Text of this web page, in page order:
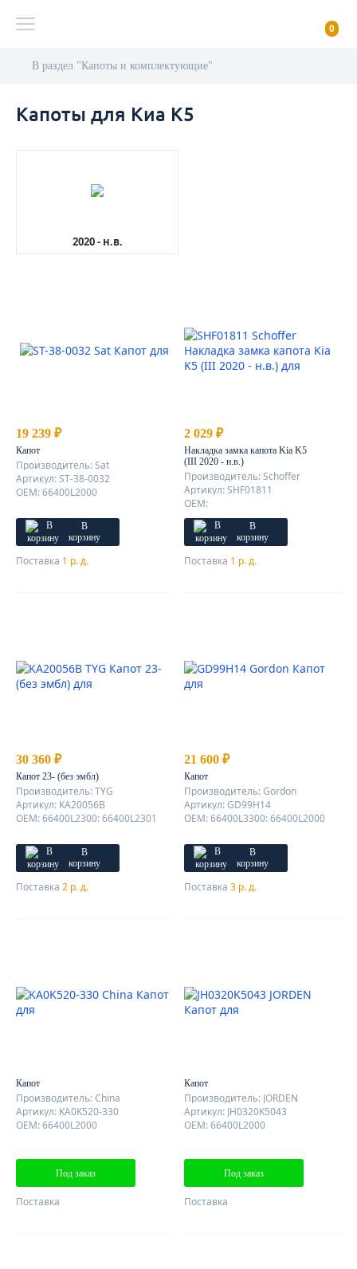
0
В раздел "Капоты и комплектующие"
Капоты для Киа К5
2020 - н.в.
19 239 ₽
Капот
Производитель: Sat
Артикул: ST-38-0032
OEM: 66400L2000
В
корзину
Поставка 1 р. д.
2 029 ₽
Накладка замка капота Kia K5
(III 2020 - н.в.)
Производитель: Schoffer
Артикул: SHF01811
OEM:
В
корзину
Поставка 1 р. д.
30 360 ₽
Капот 23- (без эмбл)
Производитель: TYG
Артикул: KA20056B
OEM: 66400L2300: 66400L2301
В
корзину
Поставка 2 р. д.
21 600 ₽
Капот
Производитель: Gordon
Артикул: GD99H14
OEM: 66400L3300: 66400L2000
В
корзину
Поставка 3 р. д.
Капот
Производитель: China
Артикул: KA0K520-330
OEM: 66400L2000
Под заказ
Поставка
Капот
Производитель: JORDEN
Артикул: JH0320K5043
OEM: 66400L2000
Под заказ
Поставка